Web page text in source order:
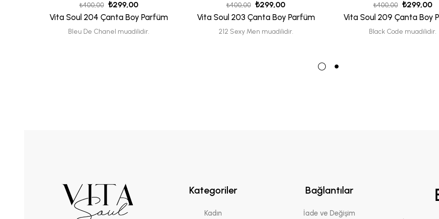
₺400,00 ₺299,00
Vita Soul 204 Çanta Boy Parfüm
Bleu De Chanel muadilidir.
₺400,00 ₺299,00
Vita Soul 203 Çanta Boy Parfüm
212 Sexy Men muadilidir.
₺400,00 ₺299,00
Vita Soul 209 Çanta Boy
Black Code muadilidir.
Kategoriler
Kadın
Bağlantılar
İade ve Değişim